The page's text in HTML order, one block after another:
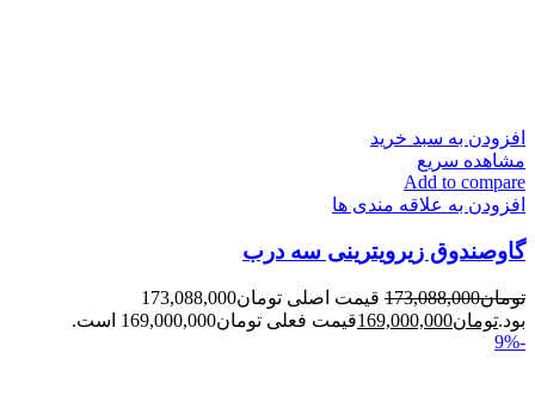
افزودن به سبد خرید
مشاهده سریع
Add to compare
افزودن به علاقه مندی ها
گاوصندوق زیرویترینی سه درب
تومان173,088,000
قیمت اصلی تومان173,088,000
بود.تومان169,000,000قیمت فعلی تومان169,000,000 است.
-9%